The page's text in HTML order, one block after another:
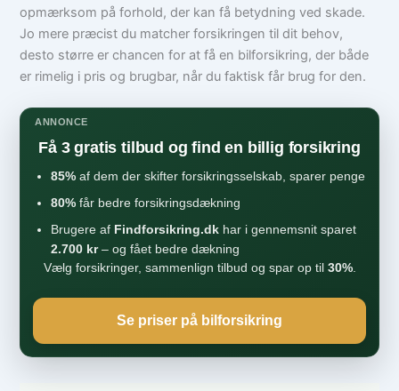
opmærksom på forhold, der kan få betydning ved skade.
Jo mere præcist du matcher forsikringen til dit behov,
desto større er chancen for at få en bilforsikring, der både
er rimelig i pris og brugbar, når du faktisk får brug for den.
ANNONCE
Få 3 gratis tilbud og find en billig forsikring
85% af dem der skifter forsikringsselskab, sparer penge
80% får bedre forsikringsdækning
Brugere af Findforsikring.dk har i gennemsnit sparet
2.700 kr– og fået bedre dækning
Vælg forsikringer, sammenlign tilbud og spar op til 30%.
Se priser på bilforsikring